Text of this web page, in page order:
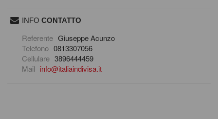
INFO CONTATTO
Referente Giuseppe Acunzo
Telefono 0813307056
Cellulare 3896444459
Mail info@italiaindivisa.it